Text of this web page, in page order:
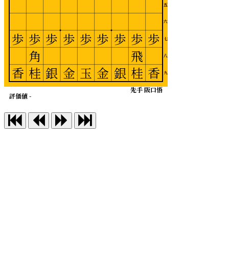
五
六
七
八
九
先手 阪口悟
評価値 -
歩
香
歩
飛
桂
歩
銀
歩
金
歩
玉
歩
金
歩
銀
歩
角
桂
歩
香